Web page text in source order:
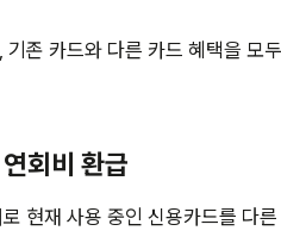
존 카드와 다른 카드 혜택을 모
회비 환급
현재 사용 중인 신용카드를 다